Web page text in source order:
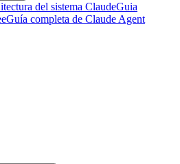
del sistema ClaudeGuia
Guía completa de Claude Agent